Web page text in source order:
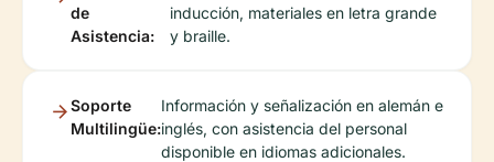
de
Asistencia:
inducción, materiales en letra grande
y braille.
Soporte
Multilingüe:
Información y señalización en alemán e
inglés, con asistencia del personal
disponible en idiomas adicionales.